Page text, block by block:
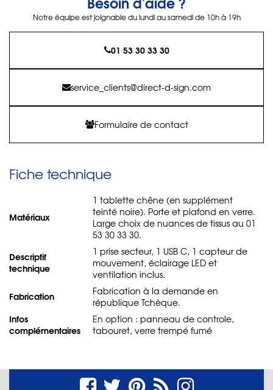
Notre équipe est joignable du lundi au samedi de 10h à 19h
01 53 30 33 30
service_clients@direct-d-sign.com
Formulaire de contact
Fiche technique
Matériaux
1 tablette chêne (en supplément
teinté noire). Porte et plafond en verre.
Large choix de nuances de tissus au 01
53 30 33 30.
Descriptif
technique
1 prise secteur, 1 USB C, 1 capteur de
mouvement, éclairage LED et
ventilation inclus.
Fabrication
Fabrication à la demande en
république Tchèque.
Infos
complémentaires
En option : panneau de controle,
tabouret, verre trempé fumé